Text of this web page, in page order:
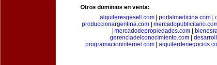
Otros dominios en venta:
alquileresgesell.com
portalmedicina.com
produccionargentina.com|
mercadodepropiedades.com
gerenciadelconocimiento.com|
programacioninternet.com|